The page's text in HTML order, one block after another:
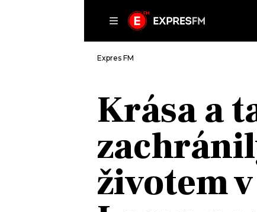
DOMŮ
AKTUÁLNĚ
HUDBA
ROZHOVORY
#NEBUDUDOMA
VIP
TRENDY
KULTURA
Expres FM
Krása a
životem